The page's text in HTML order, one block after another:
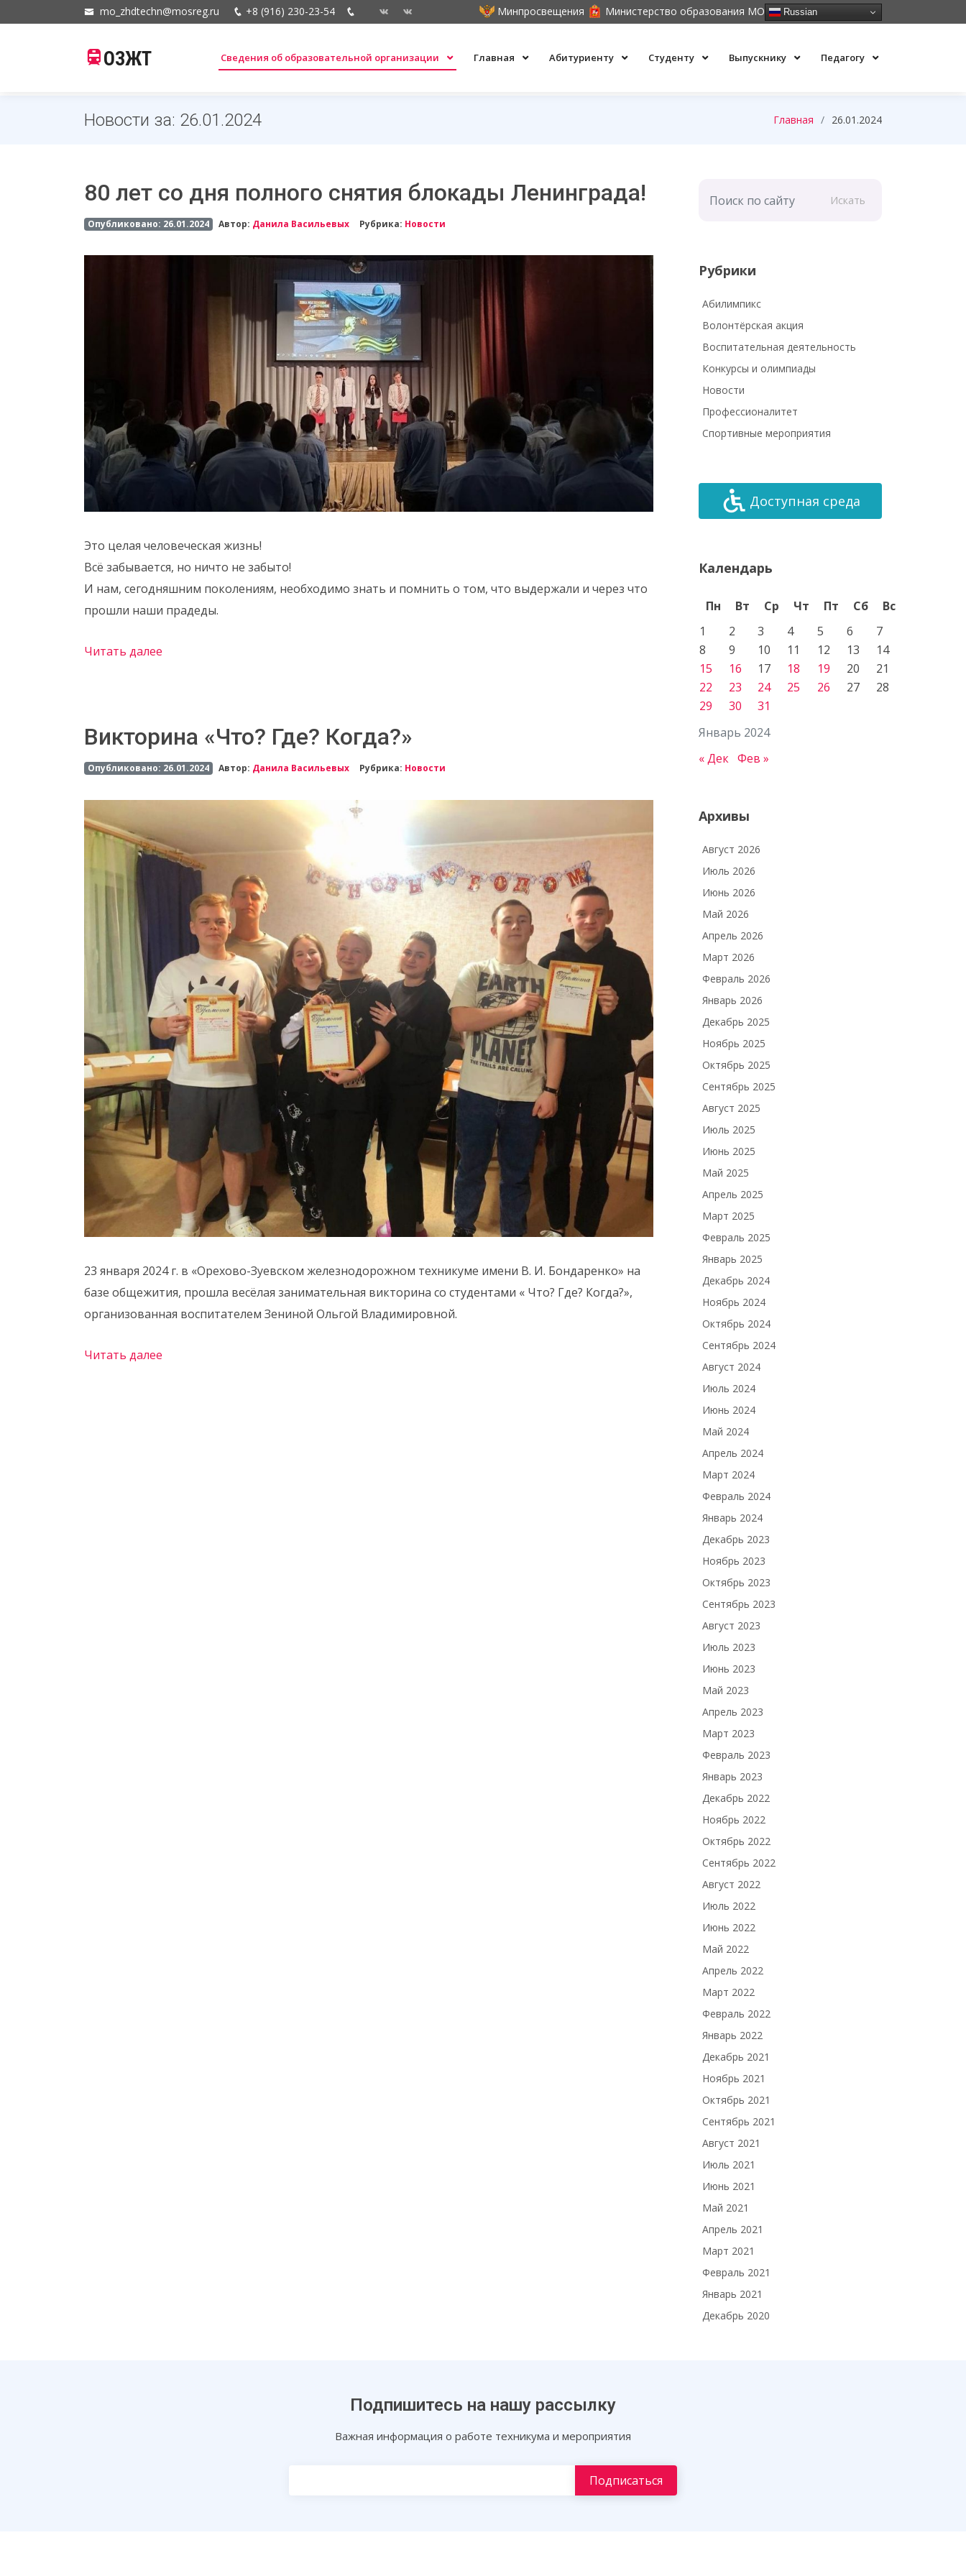
mo_zhdtechn@mosreg.ru +8 (916) 230-23-54 Минпросвещения Министерство образования МО Russian
ОЗЖТ Сведения об образовательной организации Главная Абитуриенту Студенту Выпускнику Педагогу
Новости за: 26.01.2024 Главная 26.01.2024
80 лет со дня полного снятия блокады Ленинграда!
Опубликовано: 26.01.2024 Автор: Данила Васильевых Рубрика: Новости
Это целая человеческая жизнь!
Всё забывается, но ничто не забыто!
И нам, сегодняшним поколениям, необходимо знать и помнить о том, что выдержали и через что
прошли наши прадеды.
Читать далее
Викторина «Что? Где? Когда?»
Опубликовано: 26.01.2024 Автор: Данила Васильевых Рубрика: Новости
23 января 2024 г. в «Орехово-Зуевском железнодорожном техникуме имени В. И. Бондаренко» на
базе общежития, прошла весёлая занимательная викторина со студентами « Что? Где? Когда?»,
организованная воспитателем Зениной Ольгой Владимировной.
Читать далее
Искать
Рубрики
Абилимпикс
Волонтёрская акция
Воспитательная деятельность
Конкурсы и олимпиады
Новости
Профессионалитет
Спортивные мероприятия
Доступная среда
Календарь
Январь 2024
Пн Вт Ср Чт Пт Сб
Вс
1
2 3 4 5 6
7
8
9 10 11 12 13
14
15
16 17 18 19 20
21
22
23 24 25 26 27
28
29
30 31
« Дек Фев »
Архивы
Август 2026
Июль 2026
Июнь 2026
Май 2026
Апрель 2026
Март 2026
Февраль 2026
Январь 2026
Декабрь 2025
Ноябрь 2025
Октябрь 2025
Сентябрь 2025
Август 2025
Июль 2025
Июнь 2025
Май 2025
Апрель 2025
Март 2025
Февраль 2025
Январь 2025
Декабрь 2024
Ноябрь 2024
Октябрь 2024
Сентябрь 2024
Август 2024
Июль 2024
Июнь 2024
Май 2024
Апрель 2024
Март 2024
Февраль 2024
Январь 2024
Декабрь 2023
Ноябрь 2023
Октябрь 2023
Сентябрь 2023
Август 2023
Июль 2023
Июнь 2023
Май 2023
Апрель 2023
Март 2023
Февраль 2023
Январь 2023
Декабрь 2022
Ноябрь 2022
Октябрь 2022
Сентябрь 2022
Август 2022
Июль 2022
Июнь 2022
Май 2022
Апрель 2022
Март 2022
Февраль 2022
Январь 2022
Декабрь 2021
Ноябрь 2021
Октябрь 2021
Сентябрь 2021
Август 2021
Июль 2021
Июнь 2021
Май 2021
Апрель 2021
Март 2021
Февраль 2021
Январь 2021
Декабрь 2020
Подпишитесь на нашу рассылку
Важная информация о работе техникума и мероприятия